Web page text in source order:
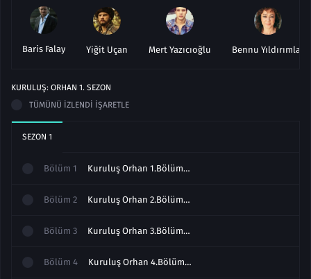
Baris Falay Yiğit Uçan Mert Yazıcıoğlu Bennu Yıldırımlar
KURULUŞ: ORHAN 1. SEZON
TÜMÜNÜ İZLENDI İŞARETLE
SEZON 1
Bölüm 1 Kuruluş Orhan 1.Bölüm izle Full
Bölüm 2 Kuruluş Orhan 2.Bölüm izle Full
Bölüm 3 Kuruluş Orhan 3.Bölüm izle Full
Bölüm 4 Kuruluş Orhan 4.Bölüm Full izle